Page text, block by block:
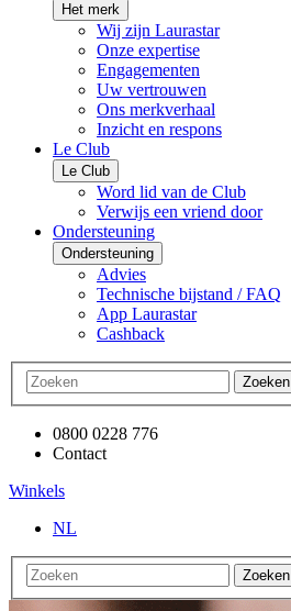
Het merk
Wij zijn Laurastar
Onze expertise
Engagementen
Uw vertrouwen
Ons merkverhaal
Inzicht en respons
Le Club
Le Club
Word lid van de Club
Verwijs een vriend door
Ondersteuning
Ondersteuning
Advies
Technische bijstand / FAQ
App Laurastar
Cashback
Zoeken
0800 0228 776
Contact
Winkels
NL
Zoeken